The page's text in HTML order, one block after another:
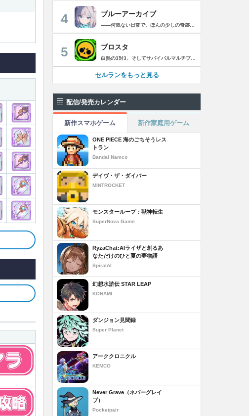
4 ブルーアーカイブ
5 ブロスタ
白熱の3対3、そしてサバイバルマルチプレイを楽しめるモバイルゲーム！3分間で展開する様々なゲームモード… 友達と共闘するもよし、一人で戦うもよし。 強力な必殺技や特殊能力を持ったキャラクターを入手して、アップグレードしましょう。ユニークなスキンを集めれば、戦場でひときわ目立つこと間違いなし！ブロスタワールドの不思議なステージで、バトルを繰り広げましょう！ ブロスタは無料でダウンロードおよびプレイが可能ですが、一部のゲーム内アイテムを有料で購入いただくことも可能です（ランダムなアイテムを含む）。ゲーム内アイテムの有料購入を希望しない場合は、デバイスの設定からアプリ内課金を無効にしてください。 様々なゲームモードで戦おう エメラルドハント（3対3）：チームの仲間と共に敵チームに勝利！エメラルドを10個集めたら最後まで守り抜きましょう。倒されるとエメラルドも失います。 バトルロイヤル（ソロ/デュオ）：生き残りをかけたサバイバルモード。キャラクターのパワーアップを集めましょう。デュオまたはソロモードを選んだら、大混乱の戦場で最後まで生き延びた者が勝者となります。そして勝者がすべてを独り占めします！ ブロストライカー（3対3）：ひと味違うゲームモードです！サッカーの腕試しといきましょう。先に2ゴールを決めたチームが勝利します。なおレッドカードはありませんので、激しいバトルにご注意ください。 賞金稼ぎ（3対3）：敵を倒して星を獲得！自分の星も守り抜きましょう。より多くの星を集めたチームの勝利です。 強奪（3対3）：チームの金庫を守りながら、敵チームの金庫の破壊を目指します。ひっそりと前進したら、豪快にお宝までの道を切り拓きましょう！ 特別イベント：期間限定の特別な対人および対CPUゲームモードです。 チャンピオンシップチャレンジ：ブロスタのゲーム内予選に参加して、eスポーツの世界に飛び込みましょう！ キャラクターのアンロックとアップグレード 強力な必殺技や特殊能力を持ったキャラクターを集めて、アップグレードしましょう。キャラクターを強化して、ユニークなスキンを集めましょう。 ブロスタパス クエストやブロスタボックス、エメラルド、ピンズ、そしてブロスタパス限定スキンなど、特典が盛りだくさん！シーズンごとに特典は変わります。 MVPプレイヤーになろう ローカルのランキングを駆け上がり、あなたの強さを証明しましょう！ どんな時も進化しよう 新たなキャラクターやスキン、マップ、特別イベント、ゲームモードを探し求めましょう。 特徴： 3対3のリアルタイム対戦で世界中のプレイヤーとバトル 白熱のモバイル向けサバイバルマルチプレイ 独自の攻撃や必殺技を持った、強力な新キャラクターをアンロック 日々入れ替わるイベントとゲームモード バトルは一人でも、フレンドと一緒でもプレイ可能 グローバルまたはローカルのランキングを駆け上がろう 仲間とクラブを結成したり参加したりして、情報交換しながら共に戦おう スキンをアンロックしてキャラクターをカスタマイズ プレイヤーが作った攻略の難しい新マップ クラッシュ・オブ・クラン、クラッシュ・ロワイヤル、ブーム・ビーチの制作会社がお届けするバトルゲーム！ サポート： サポートが必要な際は、ゲーム内の設定の「ヘルプとサポート」からご連絡いただくか、http://supercell.helpshift.com/a/brawl-stars/をご覧ください。 プライバシーポリシー： http://supercell.com/en/privacy-policy/jp/ サービス利用規約： http://supercell.com/en/terms-of-service/jp/ 保護者の皆さまへ： http://supercell.com/en/parents/jp/
セルランをもっと見る
配信/発売カレンダー
新作スマホゲーム 新作家庭用ゲーム
ONE PIECE 海のごちそうレス
トラン
Bandai Namco
デイヴ・ザ・ダイバー
MINTROCKET
モンスターループ：獣神転生
SuperNova Game
RyzaChat:AIライザと創るあ
なただけのひと夏の夢物語
SpiralAI
幻想水滸伝 STAR LEAP
KONAMI
ダンジョン見聞録
Super Planet
アーククロニクル
KEMCO
Never Grave（ネバーグレイ
ブ）
Pocketpair